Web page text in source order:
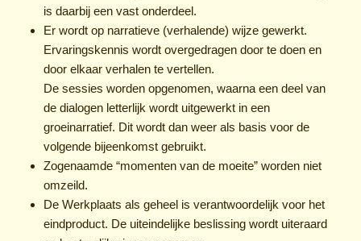
is daarbij een vast onderdeel.
Er wordt op narratieve (verhalende) wijze gewerkt.
Ervaringskennis wordt overgedragen door te doen en
door elkaar verhalen te vertellen.
De sessies worden opgenomen, waarna een deel van
de dialogen letterlijk wordt uitgewerkt in een
groeinarratief. Dit wordt dan weer als basis voor de
volgende bijeenkomst gebruikt.
Zogenaamde “momenten van de moeite” worden niet
omzeild.
De Werkplaats als geheel is verantwoordelijk voor het
eindproduct. De uiteindelijke beslissing wordt uiteraard